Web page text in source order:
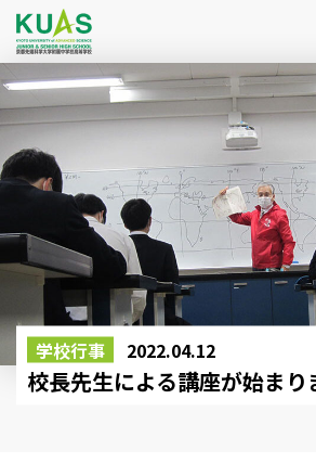
学校行事 2022.04.12
校長先生による講座が始まり